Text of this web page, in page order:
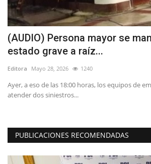
(AUDIO) Persona mayor se
estado grave a raíz...
Editora Mayo 28, 2026 1240
Ayer, a eso de las 18:00 horas, los equipos de
atender dos siniestros...
PUBLICACIONES RECOMENDADAS